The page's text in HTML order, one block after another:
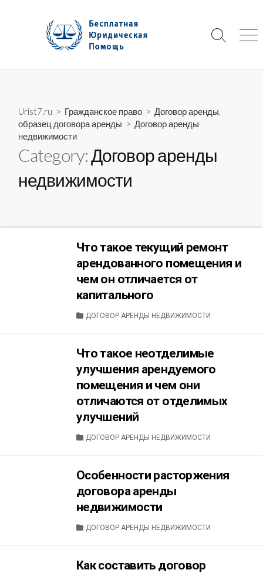
Search
Urist7.ru > Гражданское право > Договор аренды,
образец договора аренды > Договор аренды
недвижимости
Category:Договор аренды
недвижимости
Что такое текущий ремонт
арендованного помещения и
чем он отличается от
капитального
CATEGORIES
ДОГОВОР АРЕНДЫ НЕДВИЖИМОСТИ
Что такое неотделимые
улучшения арендуемого
помещения и чем они
отличаются от отделимых
улучшений
CATEGORIES
ДОГОВОР АРЕНДЫ НЕДВИЖИМОСТИ
Особенности расторжения
договора аренды
недвижимости
CATEGORIES
ДОГОВОР АРЕНДЫ НЕДВИЖИМОСТИ
Как составить договор